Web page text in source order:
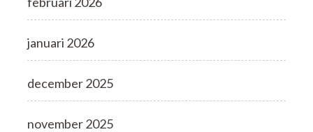
januari 2026
december 2025
november 2025